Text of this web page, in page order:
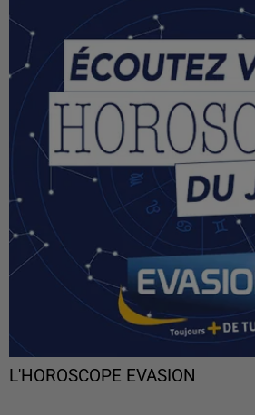
L'HOROSCOPE EVASION